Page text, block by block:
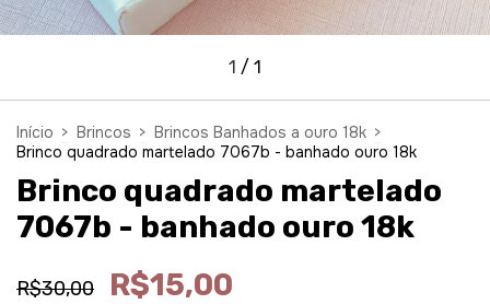
1 / 1
Início > Brincos > Brincos Banhados a ouro 18k >
Brinco quadrado martelado 7067b - banhado ouro 18k
Brinco quadrado martelado
7067b - banhado ouro 18k
R$30,00 R$15,00